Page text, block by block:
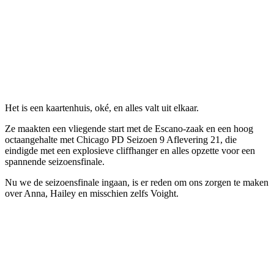
Het is een kaartenhuis, oké, en alles valt uit elkaar.
Ze maakten een vliegende start met de Escano-zaak en een hoog
octaangehalte met Chicago PD Seizoen 9 Aflevering 21, die
eindigde met een explosieve cliffhanger en alles opzette voor een
spannende seizoensfinale.
Nu we de seizoensfinale ingaan, is er reden om ons zorgen te maken
over Anna, Hailey en misschien zelfs Voight.